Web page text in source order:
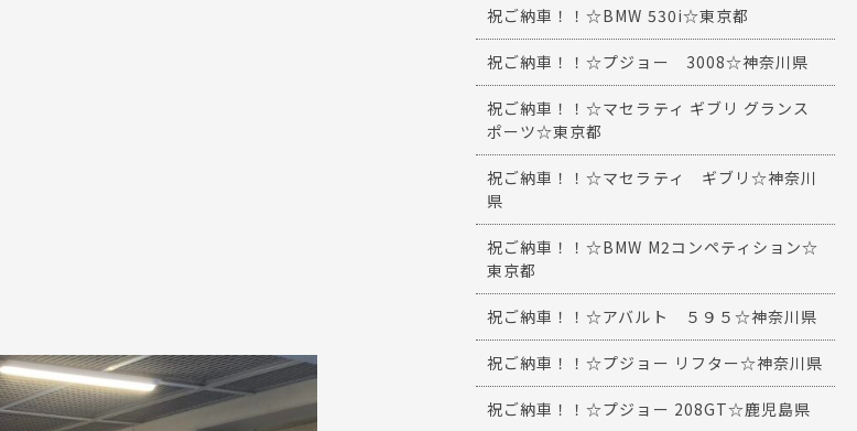
祝ご納車！！☆BMW 530i☆東京都
祝ご納車！！☆プジョー 3008☆神奈川県
祝ご納車！！☆マセラティ ギブリ グランス
ポーツ☆東京都
祝ご納車！！☆マセラティ ギブリ☆神奈川
県
祝ご納車！！☆BMW M2コンペティション☆
東京都
祝ご納車！！☆アバルト ５９５☆神奈川県
祝ご納車！！☆プジョー リフター☆神奈川県
祝ご納車！！☆プジョー 208GT☆鹿児島県